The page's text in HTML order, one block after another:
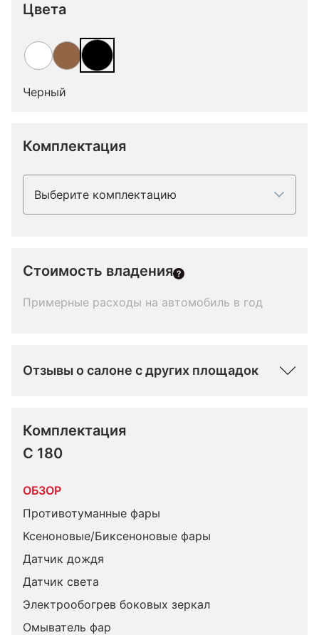
Цвета
Черный
Комплектация
Выберите комплектацию
Стоимость владения
Примерные расходы на автомобиль в год
Отзывы о салоне с других площадок
Комплектация
C 180
ОБЗОР
Противотуманные фары
Ксеноновые/Биксеноновые фары
Датчик дождя
Датчик света
Электрообогрев боковых зеркал
Омыватель фар